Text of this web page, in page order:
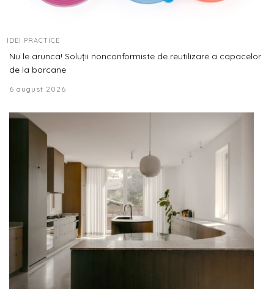
IDEI PRACTICE
Nu le arunca! Soluții nonconformiste de reutilizare a capacelor
de la borcane
6 august 2026